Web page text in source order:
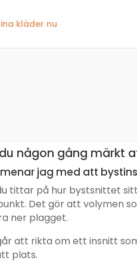
någon gång märkt
jag med att
tittar på hur bystsnittet
Det gör att volymen
ner plagget.
att rikta om ett insnitt
plats.